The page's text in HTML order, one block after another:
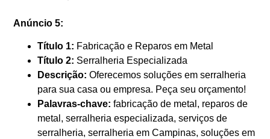
Anúncio 5:
Título 1: Fabricação e Reparos em Metal
Título 2: Serralheria Especializada
Descrição: Oferecemos soluções em serralheria
para sua casa ou empresa. Peça seu orçamento!
Palavras-chave: fabricação de metal, reparos de
metal, serralheria especializada, serviços de
serralheria, serralheria em Campinas, soluções em